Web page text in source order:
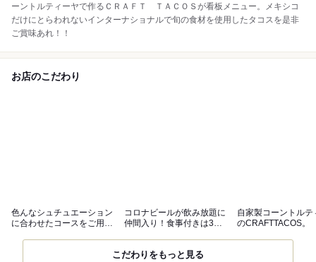
ーントルティーヤで作るＣＲＡＦＴ ＴＡＣＯＳが看板メニュー。メキシコ
だけにとらわれないインターナショナルで旬の食材を使用したタコスを是非
ご賞味あれ！！
お店のこだわり
色んなシュチュエーション
に合わせたコースをご用意
コロナビールが飲み放題に
仲間入り！食事付きは3時
自家製コーントルテ
のCRAFTTACOS。
こだわりをもっと見る